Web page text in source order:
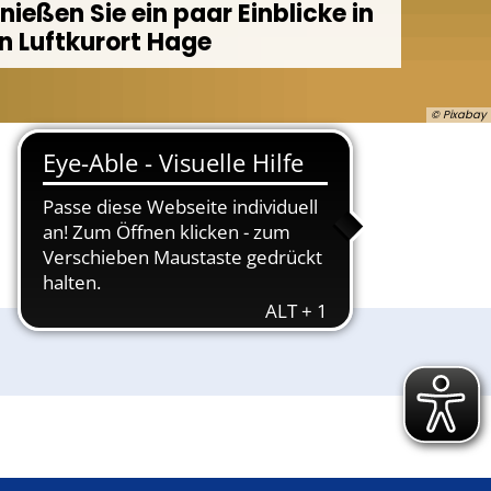
© Pixabay
Sie ein paar Einblicke in
Luftkurort Hage